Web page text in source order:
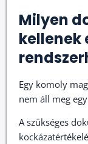
Milyen
kellenek
Egy komoly
nem áll meg
A szükséges